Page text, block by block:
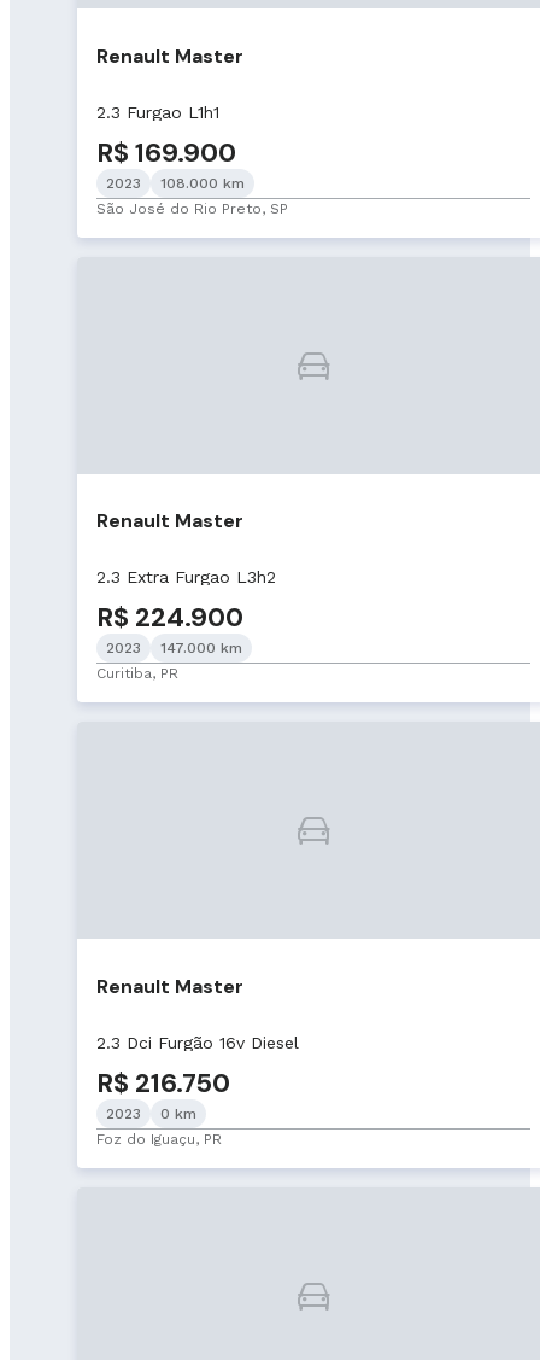
Renault Master
2.3 Furgao L1h1
R$ 169.900
2023
108.000 km
São José do Rio Preto, SP
Renault Master
2.3 Extra Furgao L3h2
R$ 224.900
2023
147.000 km
Curitiba, PR
Renault Master
2.3 Dci Furgão 16v Diesel
R$ 216.750
2023
0 km
Foz do Iguaçu, PR